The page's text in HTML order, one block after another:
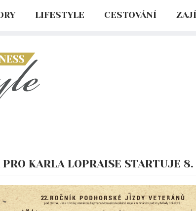
LIFESTYLE CESTOVÁNÍ
KARLA LOPRAISE STARTUJE